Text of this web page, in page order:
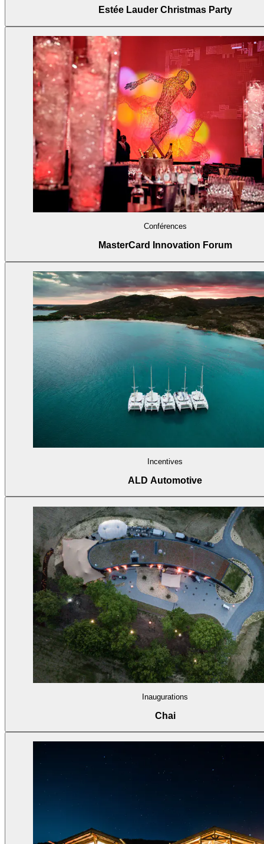
Estée Lauder Christmas Party
Conférences
MasterCard Innovation Forum
Incentives
ALD Automotive
Inaugurations
Chai